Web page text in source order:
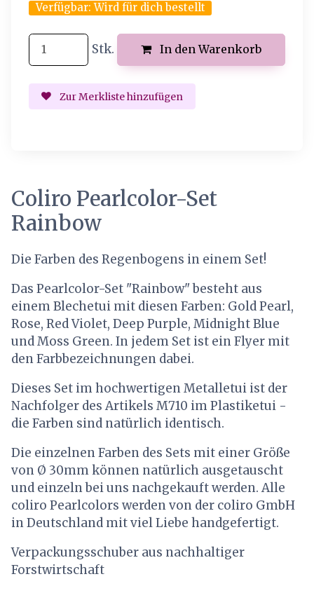
Verfügbar:Wird für dich bestellt
Stk. In den Warenkorb
Zur Merkliste hinzufügen
Coliro Pearlcolor-Set
Rainbow
Die Farben des Regenbogens in einem Set!
Das Pearlcolor-Set "Rainbow" besteht aus
einem Blechetui mit diesen Farben: Gold Pearl,
Rose, Red Violet, Deep Purple, Midnight Blue
und Moss Green. In jedem Set ist ein Flyer mit
den Farbbezeichnungen dabei.
Dieses Set im hochwertigen Metalletui ist der
Nachfolger des Artikels M710 im Plastiketui -
die Farben sind natürlich identisch.
Die einzelnen Farben des Sets mit einer Größe
von Ø 30mm können natürlich ausgetauscht
und einzeln bei uns nachgekauft werden. Alle
coliro Pearlcolors werden von der coliro GmbH
in Deutschland mit viel Liebe handgefertigt.
Verpackungsschuber aus nachhaltiger
Forstwirtschaft